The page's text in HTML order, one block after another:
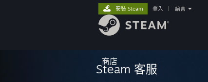
商店
安裝 Steam 登入 語言
Steam 客服